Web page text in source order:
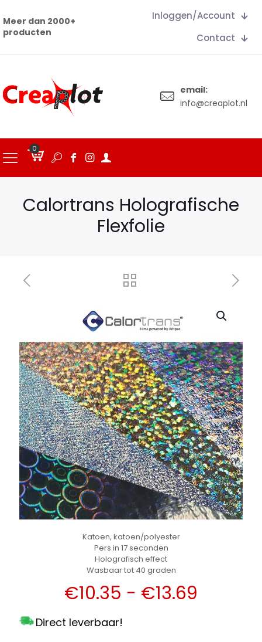
Meer dan 2000+
producten
Inloggen/Account
Contact
email:
info@creaplot.nl
0
Calortrans Holografische
Flexfolie
Katoen, katoen/polyester
Pers in 17 seconden
Holografisch effect
Wasbaar tot 40 graden
€10.35 - €13.69
Direct leverbaar!